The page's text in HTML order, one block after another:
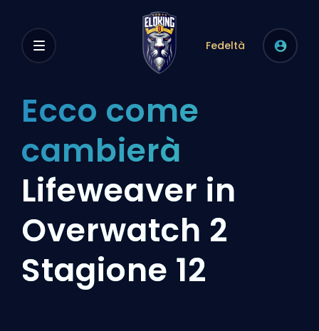
Fedeltà
Ecco come
cambierà
Lifeweaver in
Overwatch 2
Stagione 12